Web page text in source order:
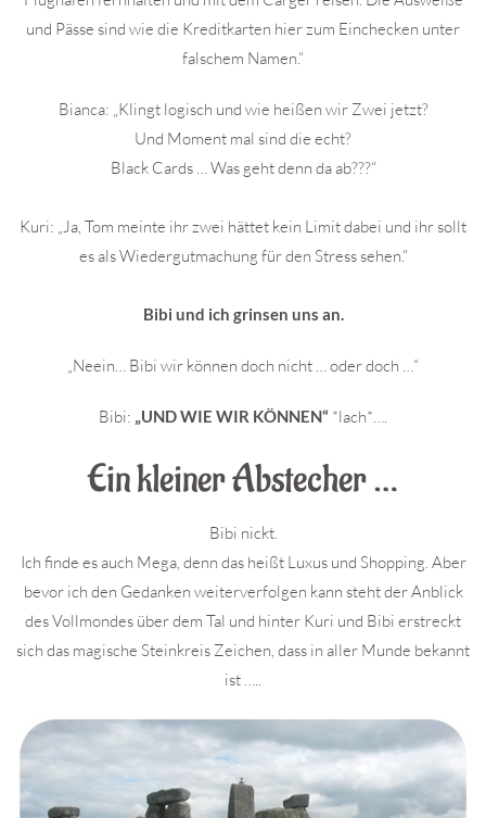
und Pässe sind wie die Kreditkarten hier zum Einchecken unter
falschem Namen.“
Bianca: „Klingt logisch und wie heißen wir Zwei jetzt?
Und Moment mal sind die echt?
Black Cards … Was geht denn da ab???“
Kuri: „Ja, Tom meinte ihr zwei hättet kein Limit dabei und ihr sollt
es als Wiedergutmachung für den Stress sehen.“
Bibi und ich grinsen uns an.
„Neein… Bibi wir können doch nicht … oder doch …“
Bibi: „UND WIE WIR KÖNNEN“ *lach*….
Ein kleiner Abstecher …
Bibi nickt.
Ich finde es auch Mega, denn das heißt Luxus und Shopping. Aber
bevor ich den Gedanken weiterverfolgen kann steht der Anblick
des Vollmondes über dem Tal und hinter Kuri und Bibi erstreckt
sich das magische Steinkreis Zeichen, dass in aller Munde bekannt
ist …..